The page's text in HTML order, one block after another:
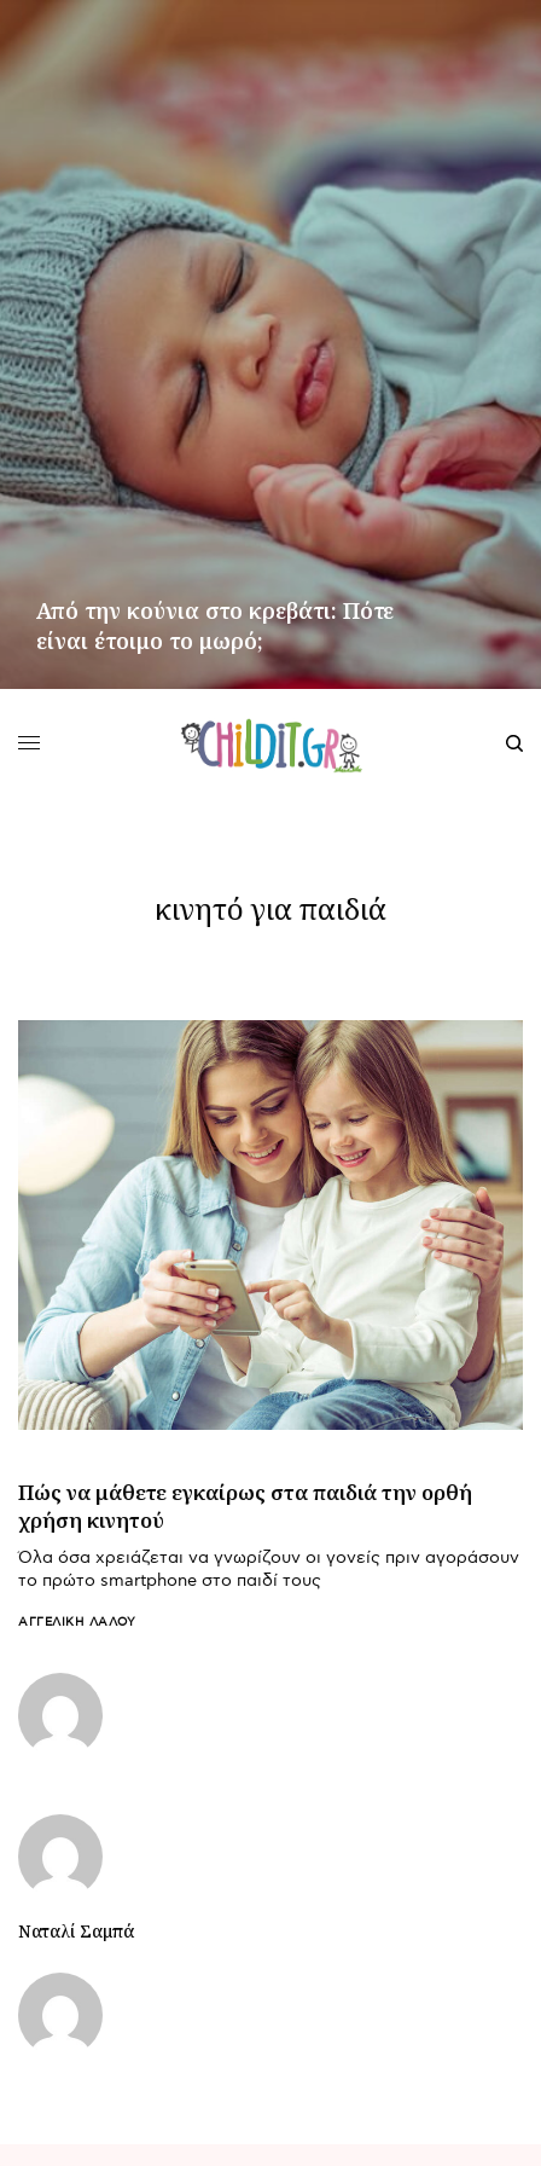
Από την κούνια στο κρεβάτι: Πότε
είναι έτοιμο το μωρό;
κινητό για παιδιά
Πώς να μάθετε εγκαίρως στα παιδιά την ορθή
χρήση κινητού
Όλα όσα χρειάζεται να γνωρίζουν οι γονείς πριν αγοράσουν
το πρώτο smartphone στο παιδί τους
ΑΓΓΕΛΙΚΉ ΛΆΛΟΥ
Ναταλί Σαμπά